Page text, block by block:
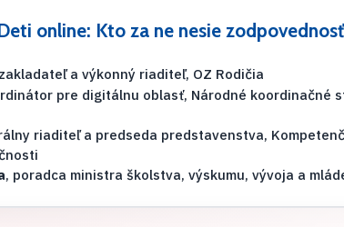
online: Kto za ne nesie
a výkonný riaditeľ, OZ Rodičia
pre digitálnu oblasť, Národné koordinačné
riaditeľ a predseda predstavenstva,
, poradca ministra školstva, výskumu, vývoja a